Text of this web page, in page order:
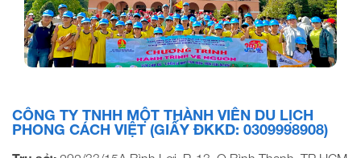
CÔNG TY TNHH MỘT THÀNH VIÊN DU LỊCH
PHONG CÁCH VIỆT (GIẤY ĐKKD: 0309998908)